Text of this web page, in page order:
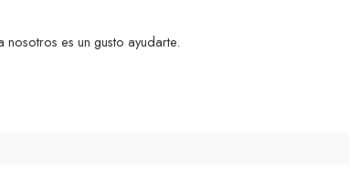
es un gusto ayudarte.